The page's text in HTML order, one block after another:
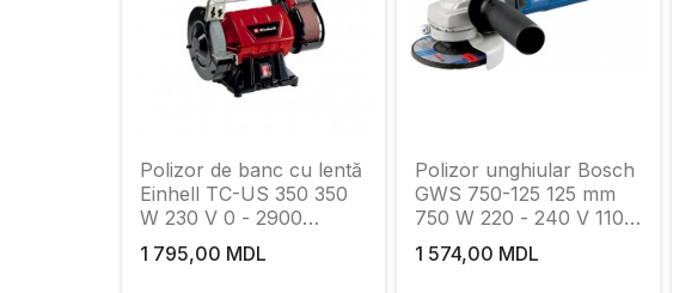
Polizor de banc cu lentă
Einhell TC-US 350 350
W 230 V 0 - 2900
rot/min
1 795,00 MDL
Polizor unghiular Bosch
GWS 750-125 125 mm
750 W 220 - 240 V 1100
rot/min
1 574,00 MDL